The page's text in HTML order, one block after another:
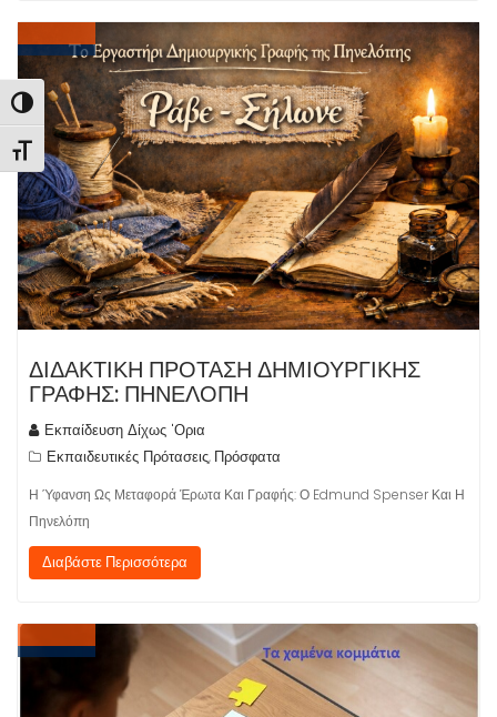
Εναλλαγή Υψηλής Αντίθεσης
Εναλλαγή Μεγέθους Γραμμάτων
ΔΙΔΑΚΤΙΚΗ ΠΡΟΤΑΣΗ ΔΗΜΙΟΥΡΓΙΚΗΣ
ΓΡΑΦΗΣ: ΠΗΝΕΛΟΠΗ
Εκπαίδευση Δίχως 'Ορια
Εκπαιδευτικές Πρότασεις, Πρόσφατα
Η Ύφανση Ως Μεταφορά Έρωτα Και Γραφής: Ο Edmund Spenser Και Η
Πηνελόπη
Διαβάστε Περισσότερα